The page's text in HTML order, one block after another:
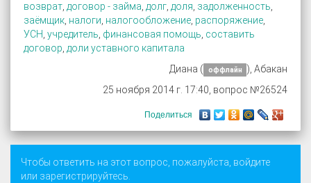
возврат договор - займа долг доля задолженность
заёмщик налоги налогообложение распоряжение
УСН учредитель финансовая помощь составить
договор доли уставного капитала
Диана (
оффлайн
), Абакан
25 ноября 2014 г. 17:40, вопрос №26524
Поделиться
Чтобы ответить на этот вопрос, пожалуйста, войдите
или зарегистрируйтесь.